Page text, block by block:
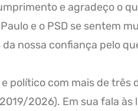
e agradeço o
e o PSD se sentem
nossa confiança pelo
político com mais de
2026). Em sua fala